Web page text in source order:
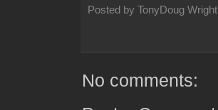
Posted by TonyDoug Wright
No comments: